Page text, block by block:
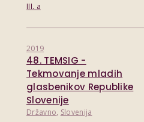
III. a
2019
48. TEMSIG -
Tekmovanje mladih
glasbenikov Republike
Slovenije
Državno, Slovenija